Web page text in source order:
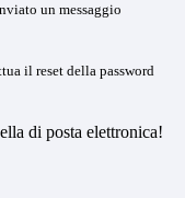
un messaggio
il reset della password
di posta elettronica!